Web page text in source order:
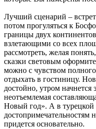
Лучший сценарий –
потом прогуляться к
границы двух
взлетающими со всех
рассмотреть, желая
сказки световым
можно с чувством
отдыхать в гостиницу.
достойно, утром начнется
неотъемлемая
Новый год». А в турецкой
достопримечательностям
придется основательно.